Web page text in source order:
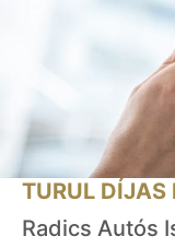
TURUL DÍJAS
Radics Autós